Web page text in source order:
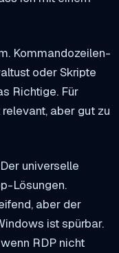
Kommandozeilen-
oder Skripte
Richtige. Für
aber gut zu
universelle
Lösungen.
aber der
ist spürbar.
RDP nicht